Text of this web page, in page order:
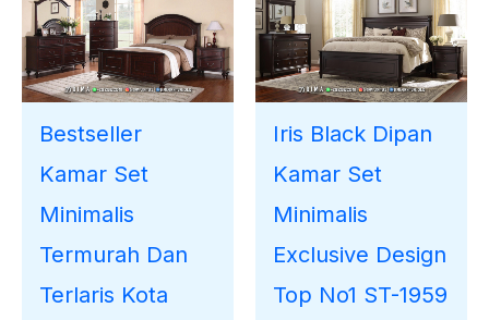
Bestseller
Kamar Set
Minimalis
Termurah Dan
Terlaris Kota
Iris Black Dipan
Kamar Set
Minimalis
Exclusive Design
Top No1 ST-1959